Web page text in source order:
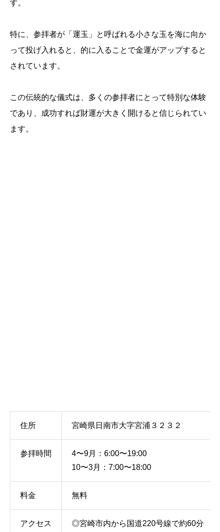
す。
特に、参拝者が「運玉」と呼ばれる小さな玉を海に向か
って投げ入れると、的に入ることで金運がアップすると
されています。
この伝統的な儀式は、多くの参拝者にとって特別な体験
であり、成功すれば財運が大きく開けると信じられてい
ます。
住所 宮崎県日南市大字宮浦３２３２
参拝時間
4〜9月：6:00〜19:00
10〜3月：7:00〜18:00
料金 無料
アクセス ◎宮崎市内から国道220号線で約60分